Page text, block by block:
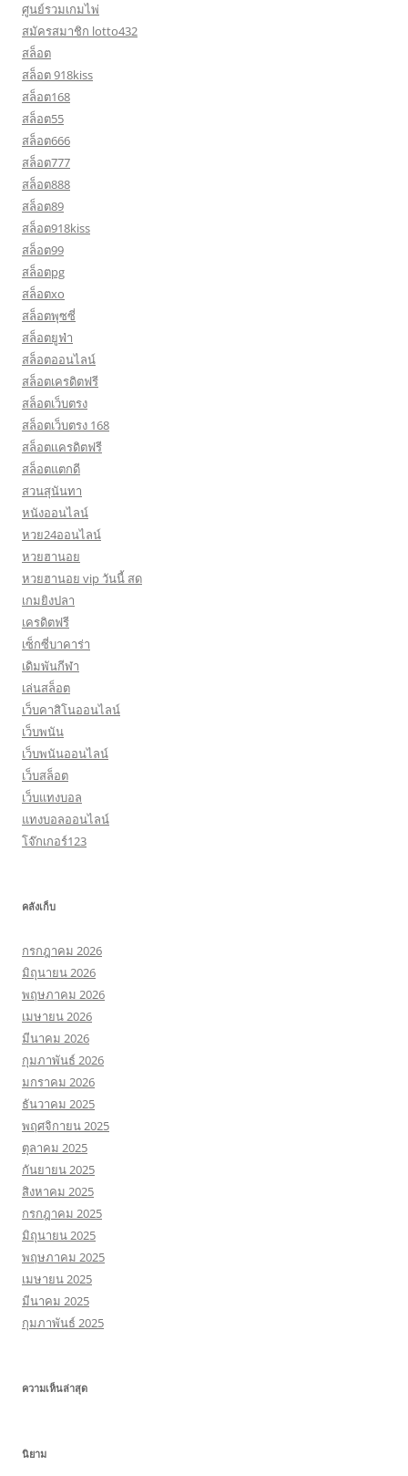
ศูนย์รวมเกมไพ่
สมัครสมาชิก lotto432
สล็อต
สล็อต 918kiss
สล็อต168
สล็อต55
สล็อต666
สล็อต777
สล็อต888
สล็อต89
สล็อต918kiss
สล็อต99
สล็อตpg
สล็อตxo
สล็อตพุซซี่
สล็อตยูฟ่า
สล็อตออนไลน์
สล็อตเครดิตฟรี
สล็อตเว็บตรง
สล็อตเว็บตรง 168
สล็อตเเครดิตฟรี
สล็อตแตกดี
สวนสุนันทา
หนังออนไลน์
หวย24ออนไลน์
หวยฮานอย
หวยฮานอย vip วันนี้ สด
เกมยิงปลา
เครดิตฟรี
เซ็กซี่บาคาร่า
เดิมพันกีฬา
เล่นสล็อต
เว็บคาสิโนออนไลน์
เว็บพนัน
เว็บพนันออนไลน์
เว็บสล็อต
เว็บแทงบอล
แทงบอลออนไลน์
โจ๊กเกอร์123
คลังเก็บ
กรกฎาคม 2026
มิถุนายน 2026
พฤษภาคม 2026
เมษายน 2026
มีนาคม 2026
กุมภาพันธ์ 2026
มกราคม 2026
ธันวาคม 2025
พฤศจิกายน 2025
ตุลาคม 2025
กันยายน 2025
สิงหาคม 2025
กรกฎาคม 2025
มิถุนายน 2025
พฤษภาคม 2025
เมษายน 2025
มีนาคม 2025
กุมภาพันธ์ 2025
ความเห็นล่าสุด
นิยาม